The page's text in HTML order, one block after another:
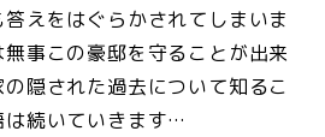
えをはぐらかされてしまいま
事この豪邸を守ることが出来
隠された過去について知るこ
は続いていきます…